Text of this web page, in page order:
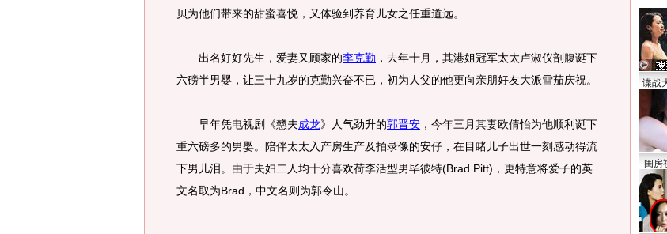
贝为他们带来的甜蜜喜悦，又体验到养育儿女之任重道远。
出名好好先生，爱妻又顾家的李克勤 ，去年十月，其港姐冠军太太卢淑仪剖腹诞下
六磅半男婴，让三十九岁的克勤兴奋不已，初为人父的他更向亲朋好友大派雪茄庆祝。
早年凭电视剧《戆夫成龙》人气劲升的郭晋安 ，今年三月其妻欧倩怡为他顺利诞下
重六磅多的男婴。陪伴太太入产房生产及拍录像的安仔，在目睹儿子出世一刻感动得流
下男儿泪。由于夫妇二人均十分喜欢荷李活型男毕彼特(Brad Pitt)，更特意将爱子的英
文名取为Brad，中文名则为郭令山。
谍战
闺房